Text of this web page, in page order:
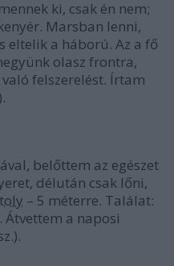
ki, csak én nem;
Marsban lenni,
eltelik a háború. Az a fő
olasz frontra,
felszerelést. Írtam
belőttem az egészet
délután csak lőni,
– 5 méterre. Találat:
a naposi